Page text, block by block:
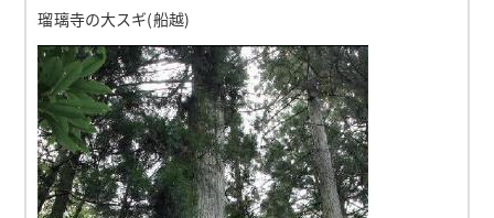
瑠璃寺の大スギ(船越)